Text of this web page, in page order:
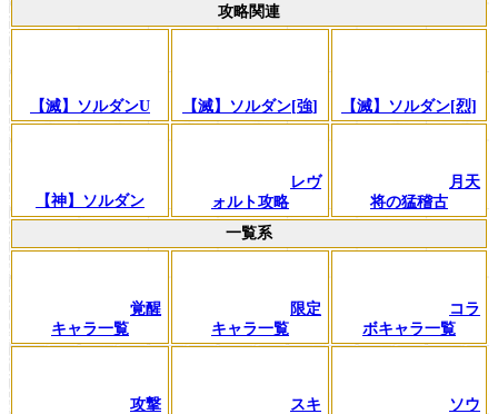
攻略関連
【滅】ソルダンU 【滅】ソルダン[強] 【滅】ソルダン[烈]
【神】ソルダン
レヴ
ォルト攻略
月天
将の猛稽古
一覧系
覚醒
キャラ一覧
限定
キャラ一覧
コラ
ボキャラ一覧
攻撃
スキ
ソウ